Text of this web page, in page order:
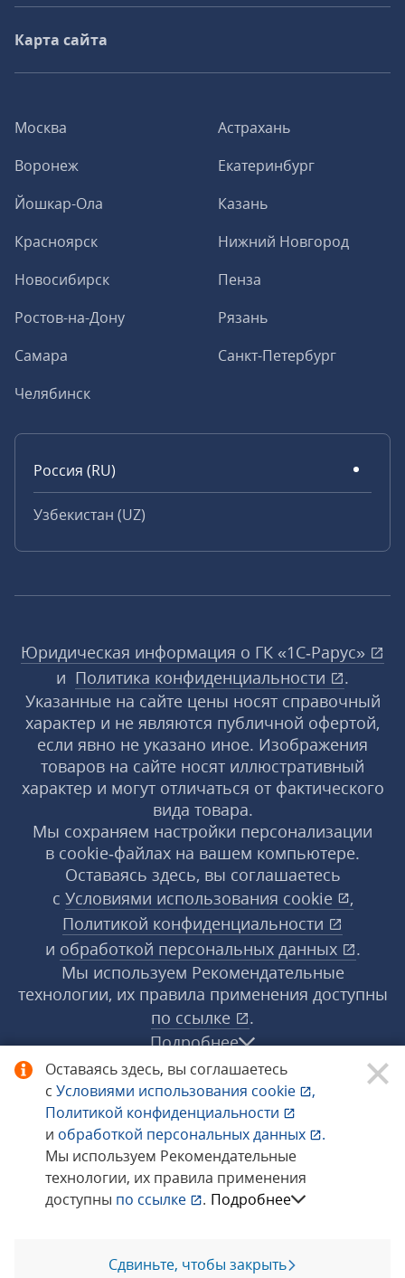
Оставаясь здесь, вы соглашаетесь
с Условиями использования cookie
,
Политикой конфиденциальности
и обработкой персональных данных
.
Мы используем Рекомендательные
технологии, их правила применения
доступны по ссылке . Подробнее
Сдвиньте, чтобы закрыть
Москва
Астрахань
Воронеж
Екатеринбург
Йошкар-Ола
Казань
Красноярск
Нижний Новгород
Новосибирск
Пенза
Ростов-на-Дону
Рязань
Самара
Санкт-Петербург
Челябинск
Россия (RU)
Узбекистан (UZ)
Карта сайта
Юридическая информация о ГК «1С‑Рарус»
и Политика конфиденциальности
.
Указанные на сайте цены носят справочный
характер и не являются публичной офертой,
если явно не указано иное. Изображения
товаров на сайте носят иллюстративный
характер и могут отличаться от фактического
вида товара.
Мы сохраняем настройки персонализации
в cookie‑файлах на вашем компьютере.
Оставаясь здесь, вы соглашаетесь
с Условиями использования cookie
,
Политикой конфиденциальности
и обработкой персональных данных
.
Мы используем Рекомендательные
технологии, их правила применения доступны
по ссылке
.
Подробнее
© 1998−2026 «1С‑Рарус» ®. Все права
защищены.
Сообщить об ошибке
Позвоните мне